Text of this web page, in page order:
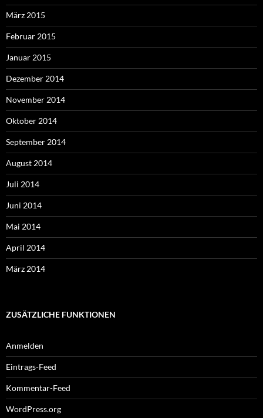
März 2015
Februar 2015
Januar 2015
Dezember 2014
November 2014
Oktober 2014
September 2014
August 2014
Juli 2014
Juni 2014
Mai 2014
April 2014
März 2014
ZUSÄTZLICHE FUNKTIONEN
Anmelden
Eintrags-Feed
Kommentar-Feed
WordPress.org